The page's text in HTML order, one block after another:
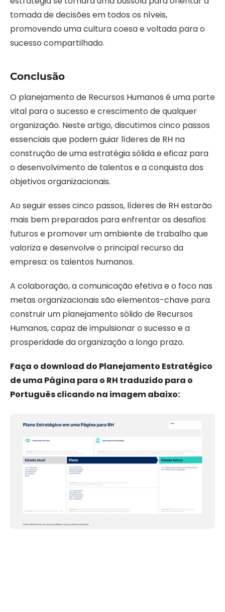
tomada de decisões em todos os níveis,
promovendo uma cultura coesa e voltada para o
sucesso compartilhado.
Conclusão
O planejamento de Recursos Humanos é uma parte
vital para o sucesso e crescimento de qualquer
organização. Neste artigo, discutimos cinco passos
essenciais que podem guiar líderes de RH na
construção de uma estratégia sólida e eficaz para
o desenvolvimento de talentos e a conquista dos
objetivos organizacionais.
Ao seguir esses cinco passos, líderes de RH estarão
mais bem preparados para enfrentar os desafios
futuros e promover um ambiente de trabalho que
valoriza e desenvolve o principal recurso da
empresa: os talentos humanos.
A colaboração, a comunicação efetiva e o foco nas
metas organizacionais são elementos-chave para
construir um planejamento sólido de Recursos
Humanos, capaz de impulsionar o sucesso e a
prosperidade da organização a longo prazo.
Faça o download do Planejamento Estratégico
de uma Página para o RH traduzido para o
Português clicando na imagem abaixo: